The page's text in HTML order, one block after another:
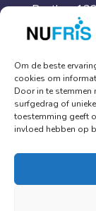
Om de beste
cookies om
Door in te stemmen
surfgedrag of
toestemming geeft
invloed hebben op
Postbus
2501EE
Meer
Kennisbank
Over ons